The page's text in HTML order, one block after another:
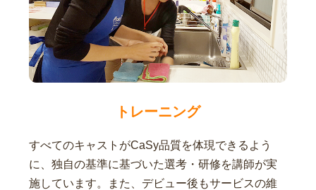
トレーニング
すべてのキャストがCaSy品質を体現できるよう
に、独自の基準に基づいた選考・研修を講師が実
施しています。また、デビュー後もサービスの維